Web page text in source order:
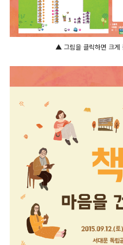
▲ 그림을 클릭하면 크게